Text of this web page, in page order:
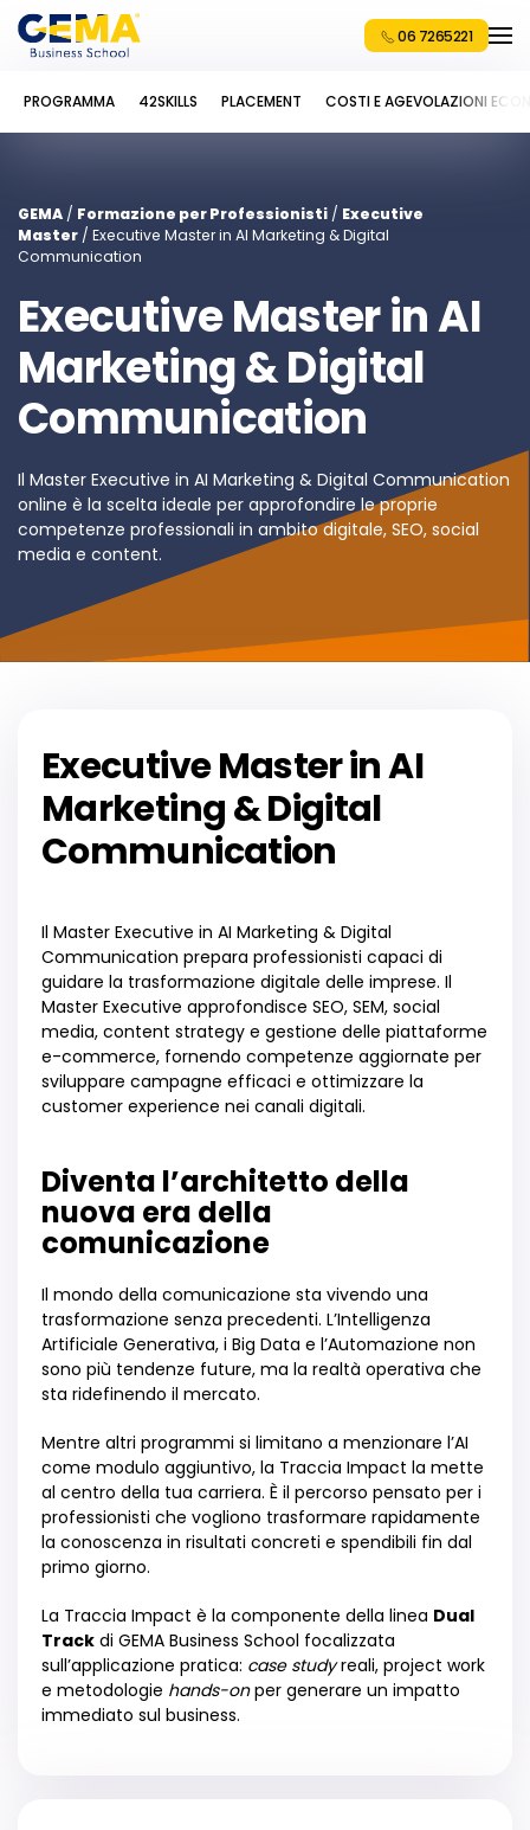
06 7265221
GEMA / Formazione per Professionisti / Executive
Master / Executive Master in AI Marketing & Digital
Communication
Executive Master in AI
Marketing & Digital
Communication
Il Master Executive in AI Marketing & Digital Communication
online è la scelta ideale per approfondire le proprie
competenze professionali in ambito digitale, SEO, social
media e content.
PROGRAMMA 42SKILLS PLACEMENT COSTI E AGEVOLAZIONI
Executive Master in AI
Marketing & Digital
Communication
Il Master Executive in AI Marketing & Digital
Communication prepara professionisti capaci di
guidare la trasformazione digitale delle imprese. Il
Master Executive approfondisce SEO, SEM, social
media, content strategy e gestione delle piattaforme
e-commerce, fornendo competenze aggiornate per
sviluppare campagne efficaci e ottimizzare la
customer experience nei canali digitali.
Diventa l’architetto della
nuova era della
comunicazione
Il mondo della comunicazione sta vivendo una
trasformazione senza precedenti. L’Intelligenza
Artificiale Generativa, i Big Data e l’Automazione non
sono più tendenze future, ma la realtà operativa che
sta ridefinendo il mercato.
Mentre altri programmi si limitano a menzionare l’AI
come modulo aggiuntivo, la Traccia Impact la mette
al centro della tua carriera. È il percorso pensato per i
professionisti che vogliono trasformare rapidamente
la conoscenza in risultati concreti e spendibili fin dal
primo giorno.
La Traccia Impact è la componente della linea Dual
Track di GEMA Business School focalizzata
sull’applicazione pratica: case studyreali, project work
e metodologie hands-onper generare un impatto
immediato sul business.